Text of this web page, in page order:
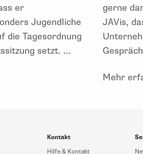
er
Jugendliche
die Tagesordnung
setzt. ...
gerne
JAVis,
Mehr
Kontakt
Hilfe & Kontakt